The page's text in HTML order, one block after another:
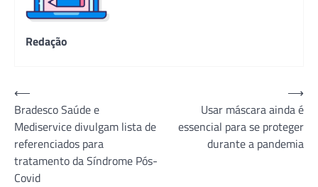
Redação
Navegação
de
Post
⟵
Bradesco Saúde e
Mediservice divulgam lista de
referenciados para
tratamento da Síndrome Pós-
Covid
Usar máscara ainda é
essencial para se proteger
durante a pandemia
⟶